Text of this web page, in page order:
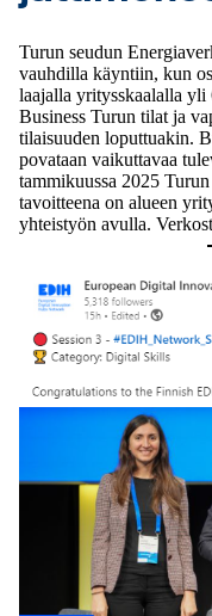
Turun seudun
vauhdilla käyntiin, kun
laajalla yritysskaalalla yli
Business Turun tilat ja
tilaisuuden loputtuakin.
povataan vaikuttavaa
tammikuussa 2025
tavoitteena on alueen
yhteistyön avulla.